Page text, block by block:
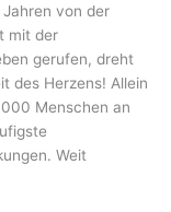
von der
mit der
gerufen, dreht
des Herzens! Allein
Menschen an
Weit